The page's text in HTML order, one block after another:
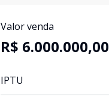
Valor venda
R$ 6.000.000,00
IPTU